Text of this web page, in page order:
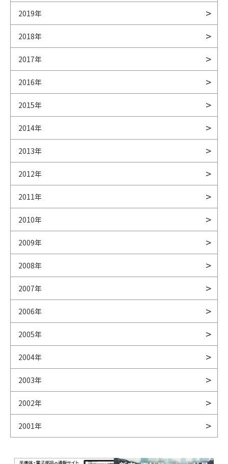
2019年
2018年
2017年
2016年
2015年
2014年
2013年
2012年
2011年
2010年
2009年
2008年
2007年
2006年
2005年
2004年
2003年
2002年
2001年